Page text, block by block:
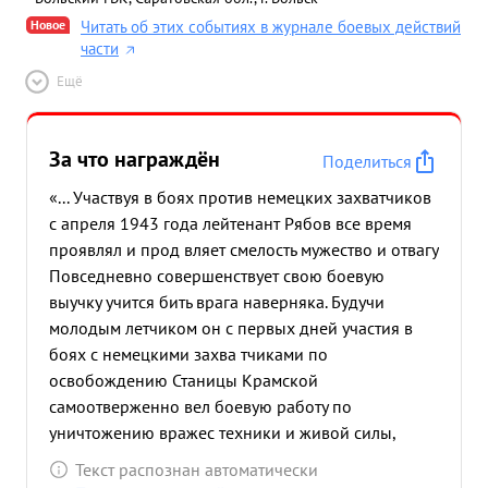
ходил в паре с Отрещенкой на охоту в течение
дня 2 раза.Без прикрытия истребителей
противника, маскируясь складками местности , в
балках отважные штурмовики удачно отыскивали
цель наносили штурмовий удара по технико и
возвращались на свой аэродром. 17.9.43 группа
ИЛ-2 в составе 4 самолетов, ведомая отважным
офицером РЯБОВЫМ совершила удачный налет
противника и уничтожила 3 танка, бронемашины,
да 10 автомашин с пехотой и грузами. Исполняя
обязанности командира эскадрилии младший
лейтенант РЯБОВ показывает образцы вождения
групп штурмовиков, образцы руководства летным
и техническим составом. ...»
Новое
Читать об этих событиях в журнале боевых действий
части
Ещё
За что награждён
Поделиться
«... Участвуя в боях против немецких захватчиков
с апреля 1943 года лейтенант Рябов все время
проявлял и прод вляет смелость мужество и отвагу
Повседневно совершенствует свою боевую
выучку учится бить врага наверняка. Будучи
молодым летчиком он с первых дней участия в
боях с немецкими захва тчиками по
освобождению Станицы Крамской
самоотверженно вел боевую работу по
уничтожению вражес техники и живой силы,
разрушал вражескую оборону, громил его
Текст распознан автоматически